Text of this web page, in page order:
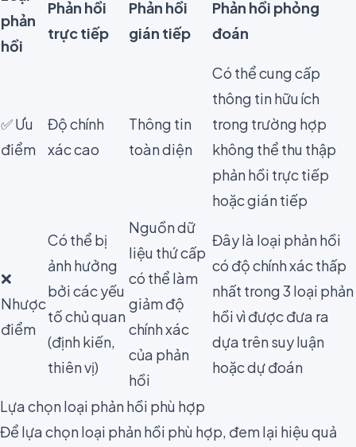
phản
hồi
Phản hồi
trực tiếp
Phản hồi
gián tiếp
Phản hồi phỏng
đoán
✅ Ưu
điểm
Độ chính
xác cao
Thông tin
toàn diện
Có thể cung cấp
thông tin hữu ích
trong trường hợp
không thể thu thập
phản hồi trực tiếp
hoặc gián tiếp
❌
Nhược
điểm
Có thể bị
ảnh hưởng
bởi các yếu
tố chủ quan
(định kiến,
thiên vị)
Nguồn dữ
liệu thứ cấp
có thể làm
giảm độ
chính xác
của phản
hồi
Đây là loại phản hồi
có độ chính xác thấp
nhất trong 3 loại phản
hồi vì được đưa ra
dựa trên suy luận
hoặc dự đoán
Lựa chọn loại phản hồi phù hợp
Để lựa chọn loại phản hồi phù hợp, đem lại hiệu quả